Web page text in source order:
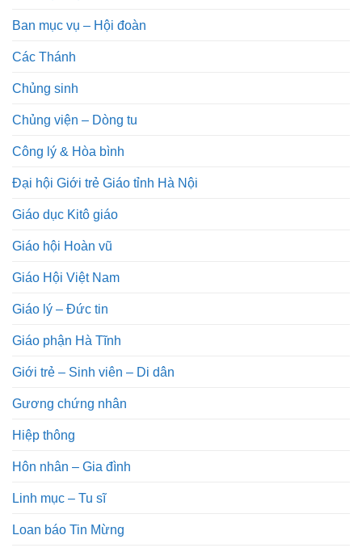
Ban mục vụ – Hội đoàn
Các Thánh
Chủng sinh
Chủng viện – Dòng tu
Công lý & Hòa bình
Đại hội Giới trẻ Giáo tỉnh Hà Nội
Giáo dục Kitô giáo
Giáo hội Hoàn vũ
Giáo Hội Việt Nam
Giáo lý – Đức tin
Giáo phận Hà Tĩnh
Giới trẻ – Sinh viên – Di dân
Gương chứng nhân
Hiệp thông
Hôn nhân – Gia đình
Linh mục – Tu sĩ
Loan báo Tin Mừng